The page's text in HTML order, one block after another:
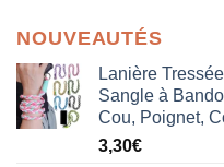
NOUVEAUTÉS
Lanière
Sangle à
Cou, Poignet,
3,30€